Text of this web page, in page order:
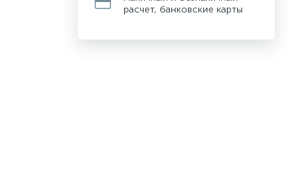
расчет, банковские карты